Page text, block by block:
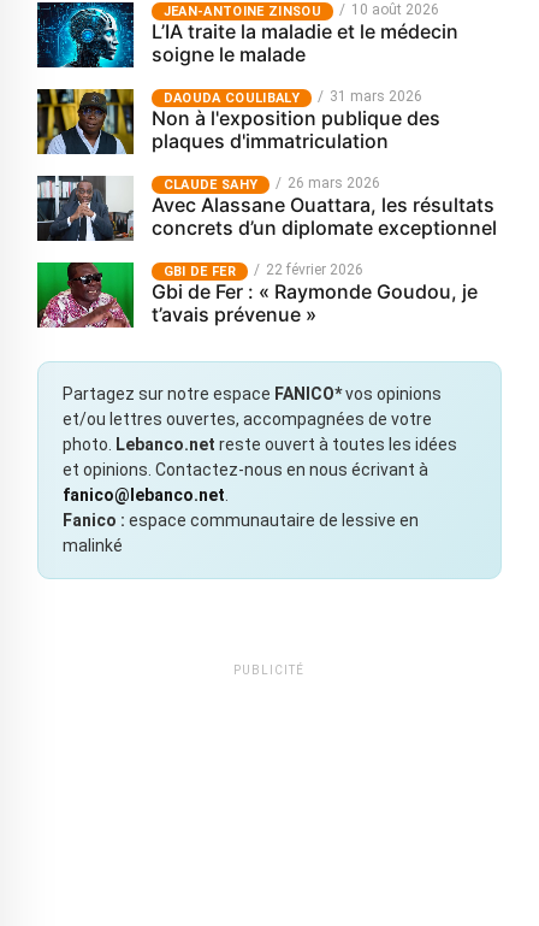
JEAN-ANTOINE ZINSOU 10 août 2026
L’IA traite la maladie et le médecin
soigne le malade
‎DAOUDA COULIBALY 31 mars 2026
Non à l'exposition publique des
plaques d'immatriculation
CLAUDE SAHY 26 mars 2026
Avec Alassane Ouattara, les résultats
concrets d’un diplomate exceptionnel
GBI DE FER 22 février 2026
Gbi de Fer : « Raymonde Goudou, je
t’avais prévenue »
Partagez sur notre espace FANICO*vos opinions
et/ou lettres ouvertes, accompagnées de votre
photo.
Lebanco.net reste ouvert à toutes les idées
et opinions. Contactez-nous en nous écrivant à
fanico@lebanco.net
Fanico : espace communautaire de lessive en
malinké
PUBLICITÉ